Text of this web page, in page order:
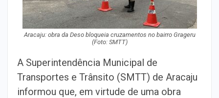
Aracaju: obra da Deso bloqueia cruzamentos no bairro Grageru
(Foto: SMTT)
A Superintendência Municipal de
Transportes e Trânsito (SMTT) de Aracaju
informou que, em virtude de uma obra